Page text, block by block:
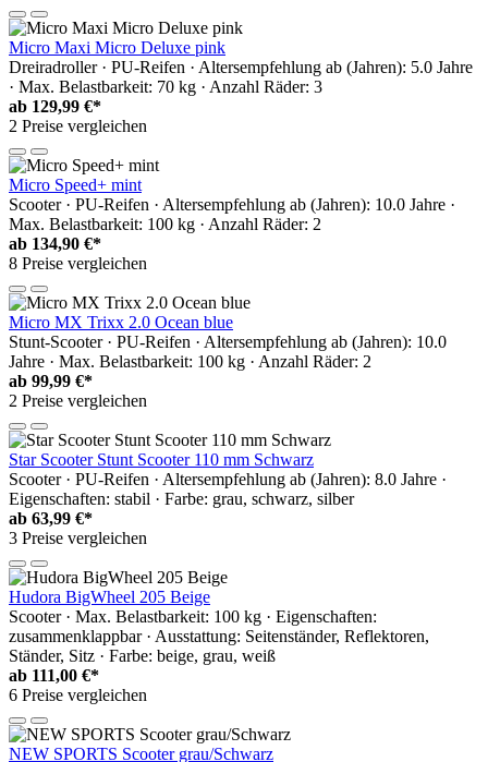
Micro Maxi Micro Deluxe pink
Dreiradroller · PU-Reifen · Altersempfehlung ab (Jahren): 5.0 Jahre
· Max. Belastbarkeit: 70 kg · Anzahl Räder: 3
ab 129,99 €*
2 Preise vergleichen
Micro Speed+ mint
Scooter · PU-Reifen · Altersempfehlung ab (Jahren): 10.0 Jahre ·
Max. Belastbarkeit: 100 kg · Anzahl Räder: 2
ab 134,90 €*
8 Preise vergleichen
Micro MX Trixx 2.0 Ocean blue
Stunt-Scooter · PU-Reifen · Altersempfehlung ab (Jahren): 10.0
Jahre · Max. Belastbarkeit: 100 kg · Anzahl Räder: 2
ab 99,99 €*
2 Preise vergleichen
Star Scooter Stunt Scooter 110 mm Schwarz
Scooter · PU-Reifen · Altersempfehlung ab (Jahren): 8.0 Jahre ·
Eigenschaften: stabil · Farbe: grau, schwarz, silber
ab 63,99 €*
3 Preise vergleichen
Hudora BigWheel 205 Beige
Scooter · Max. Belastbarkeit: 100 kg · Eigenschaften:
zusammenklappbar · Ausstattung: Seitenständer, Reflektoren,
Ständer, Sitz · Farbe: beige, grau, weiß
ab 111,00 €*
6 Preise vergleichen
NEW SPORTS Scooter grau/Schwarz